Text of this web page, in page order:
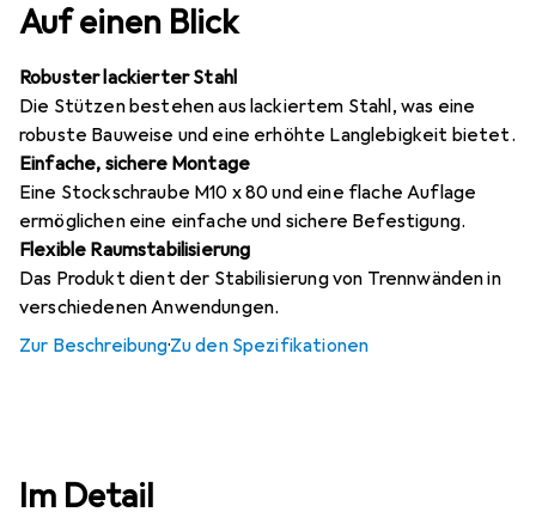
Auf einen Blick
Robuster lackierter Stahl
Die Stützen bestehen aus lackiertem Stahl, was eine
robuste Bauweise und eine erhöhte Langlebigkeit bietet.
Einfache, sichere Montage
Eine Stockschraube M10 x 80 und eine flache Auflage
ermöglichen eine einfache und sichere Befestigung.
Flexible Raumstabilisierung
Das Produkt dient der Stabilisierung von Trennwänden in
verschiedenen Anwendungen.
Zur Beschreibung·Zu den Spezifikationen
Im Detail